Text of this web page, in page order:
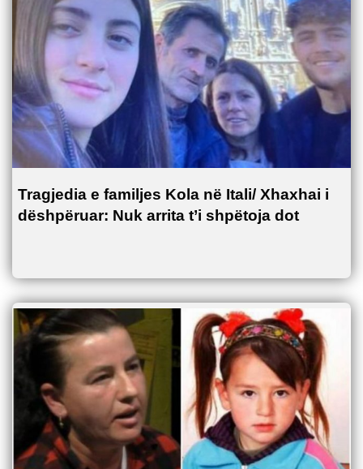
Tragjedia e familjes Kola në Itali/ Xhaxhai i
dëshpëruar: Nuk arrita t’i shpëtoja dot